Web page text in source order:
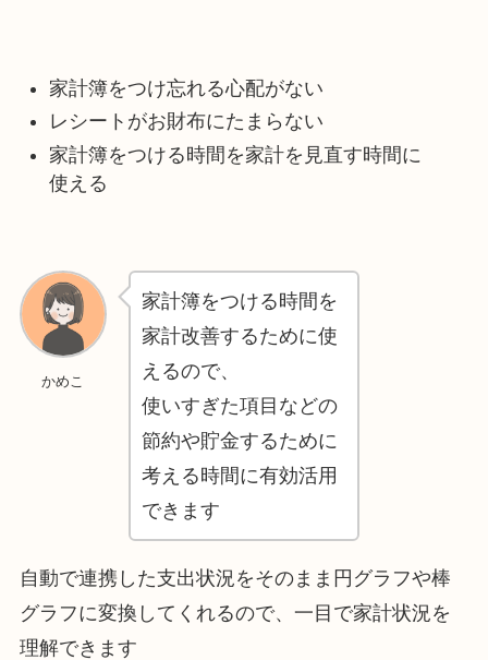
家計簿をつけ忘れる心配がない
レシートがお財布にたまらない
家計簿をつける時間を家計を見直す時間に
使える
かめこ
家計簿をつける時間を
家計改善するために使
えるので、
使いすぎた項目などの
節約や貯金するために
考える時間に有効活用
できます
自動で連携した支出状況をそのまま円グラフや棒
グラフに変換してくれるので、一目で家計状況を
理解できます